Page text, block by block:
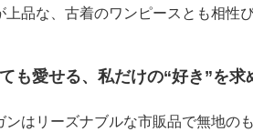
上品な、古着のワンピースとも相性
も愛せる、私だけの“好き”を求
ンはリーズナブルな市販品で無地の